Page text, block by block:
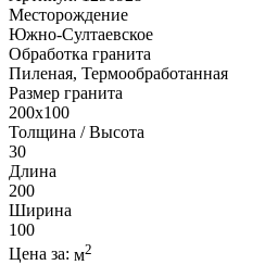
Месторождение
Южно-Султаевское
Обработка гранита
Пиленая, Термообработанная
Размер гранита
200х100
Толщина / Высота
30
Длина
200
Ширина
100
Цена за: м2